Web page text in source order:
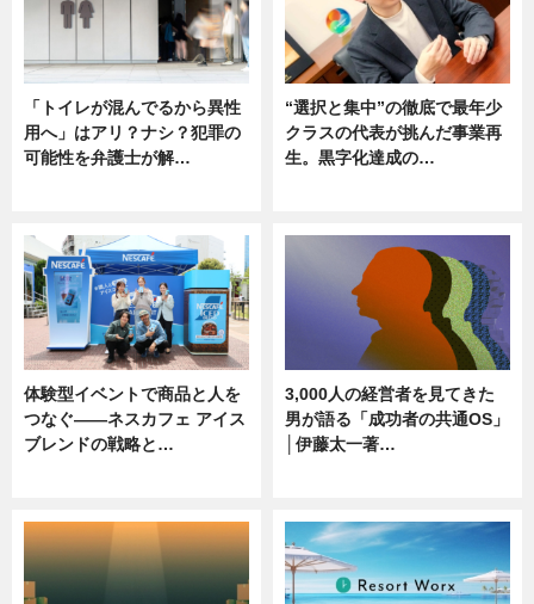
「トイレが混んでるから異性
用へ」はアリ？ナシ？犯罪の
可能性を弁護士が解…
“選択と集中”の徹底で最年少
クラスの代表が挑んだ事業再
生。黒字化達成の…
体験型イベントで商品と人を
つなぐ――ネスカフェ アイス
ブレンドの戦略と…
3,000人の経営者を見てきた
男が語る「成功者の共通OS」
│伊藤太一著…